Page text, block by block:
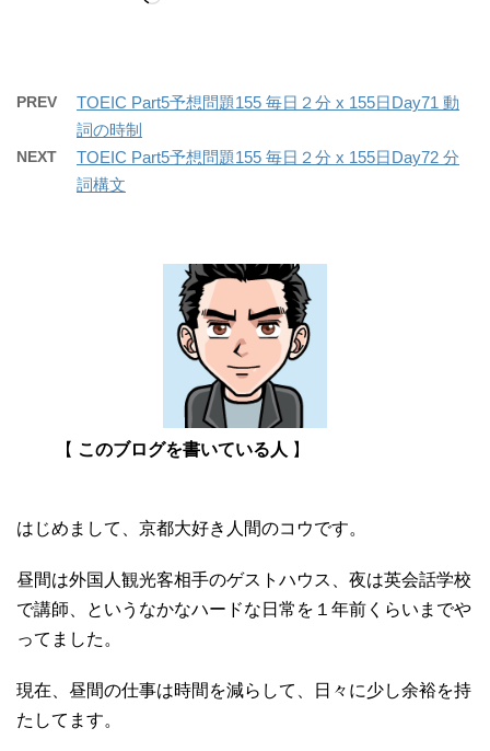
PREV
TOEIC Part5予想問題155 毎日２分 x 155日Day71 動
詞の時制
NEXT
TOEIC Part5予想問題155 毎日２分 x 155日Day72 分
詞構文
【 このブログを書いている人 】
はじめまして、京都大好き人間のコウです。
昼間は外国人観光客相手のゲストハウス、夜は英会話学校
で講師、というなかなハードな日常を１年前くらいまでや
ってました。
現在、昼間の仕事は時間を減らして、日々に少し余裕を持
たしてます。